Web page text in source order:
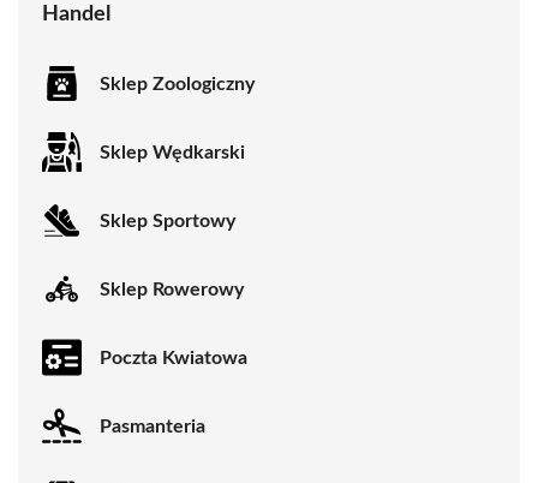
Handel
Sklep Zoologiczny
Sklep Wędkarski
Sklep Sportowy
Sklep Rowerowy
Poczta Kwiatowa
Pasmanteria